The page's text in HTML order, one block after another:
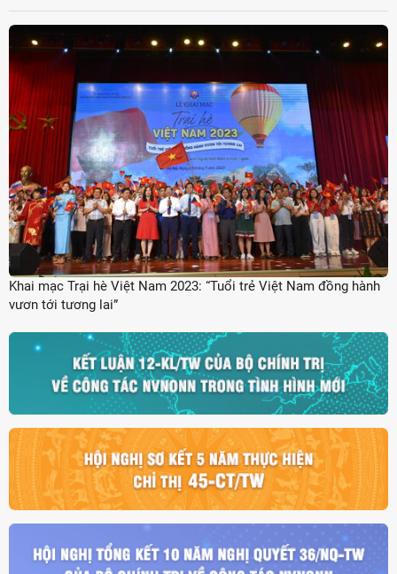
Khai mạc Trại hè Việt Nam 2023: “Tuổi trẻ Việt Nam đồng hành
vươn tới tương lai”